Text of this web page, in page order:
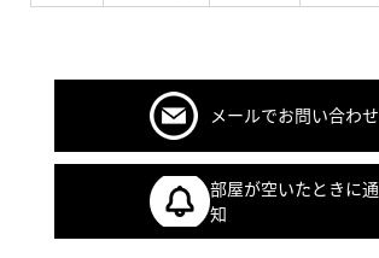
メールでお問い合わせ
部屋が空いたときに通
知